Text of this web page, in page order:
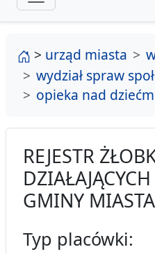
strona główna
> urząd miasta
wydział spraw
opieka nad
REJESTR
GMINY
Typ placówki: